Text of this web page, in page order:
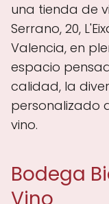
una tienda de
Serrano, 20,
Valencia, en
espacio
calidad, la
personalizado
vino.
Bodega